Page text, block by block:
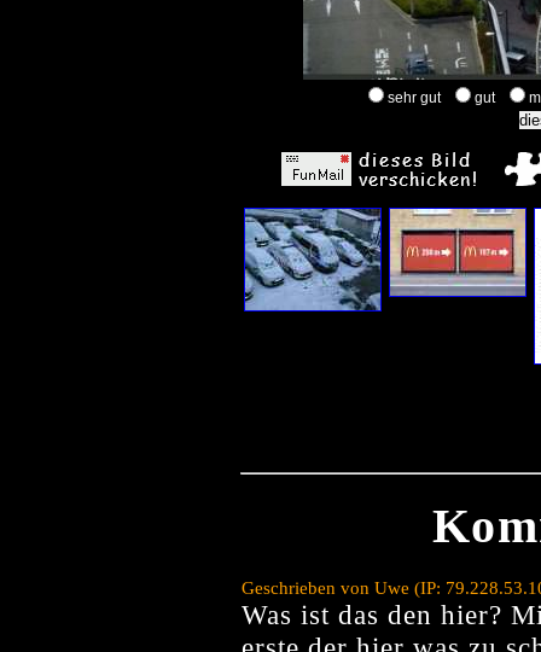
sehr gut gut
Geschrieben von Uwe (IP:
Was ist das den hier?